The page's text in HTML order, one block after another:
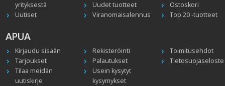
yrityksestä
Uudet tuotteet
Ostoskori
Uutiset
Viranomaisalennus Top 20 -tuotteet
APUA
Kirjaudu sisään Rekisteröinti
Toimitusehdot
Tarjoukset
Palautukset
Tietosuojaseloste
Tilaa meidän
uutiskirje
Usein kysytyt
kysymykset